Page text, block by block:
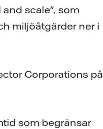
scale", som
miljöåtgärder ner i
Corporations på
som begränsar